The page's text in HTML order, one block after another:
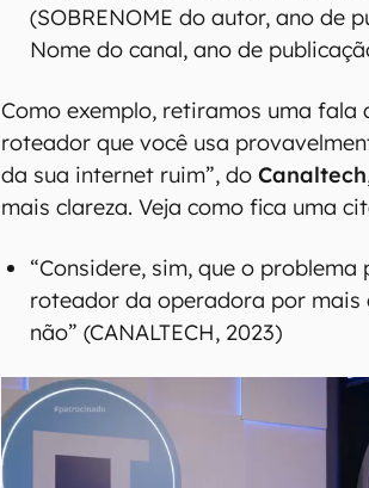
(SOBRENOME do autor, ano de
Nome do canal, ano de
Como exemplo, retiramos uma fala
roteador que você usa
da sua internet ruim”, doCanaltech
mais clareza. Veja como fica uma
“Considere, sim, que o problema
roteador da operadora por mais
não” (CANALTECH, 2023)